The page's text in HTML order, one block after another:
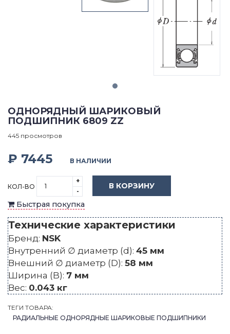
ОДНОРЯДНЫЙ ШАРИКОВЫЙ
ПОДШИПНИК 6809 ZZ
445 просмотров
₽ 7445 В НАЛИЧИИ
КОЛ-ВО
+
-
В КОРЗИНУ
Быстрая покупка
Технические характеристики
Бренд: NSK
Внутренний ∅ диаметр (d): 45 мм
Внешний ∅ диаметр (D): 58 мм
Ширина (B): 7 мм
Вес: 0.043 кг
ТЕГИ ТОВАРА:
РАДИАЛЬНЫЕ ОДНОРЯДНЫЕ ШАРИКОВЫЕ ПОДШИПНИКИ